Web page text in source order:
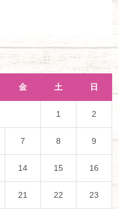
金 土 日
1 2
7 8 9
14 15 16
21 22 23